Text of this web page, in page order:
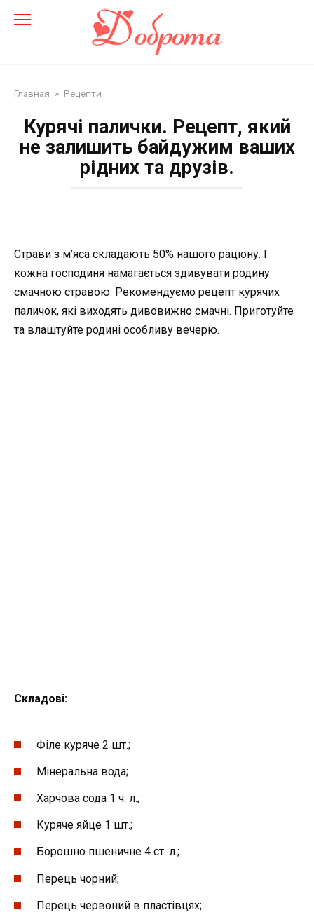
Главная » Рецепти
Курячі палички. Рецепт, який
не залишить байдужим ваших
рідних та друзів.
Страви з м’яса складають 50% нашого раціону. І
кожна господиня намагається здивувати родину
смачною стравою. Рекомендуємо рецепт курячих
паличок, які виходять дивовижно смачні. Приготуйте
та влаштуйте родині особливу вечерю.
Складові:
Філе куряче 2 шт.;
Мінеральна вода;
Харчова сода 1 ч. л.;
Куряче яйце 1 шт.;
Борошно пшеничне 4 ст. л.;
Перець чорний;
Перець червоний в пластівцях;